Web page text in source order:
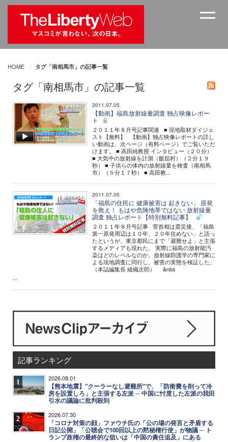
HOME タグ「南相馬市」の記事一覧
タグ「南相馬市」の記事一覧
2011.07.05
【動画】福島放射線量調査 独占映像レポー
ト
２０１１年８月号記事関連 ■ 現地取材ダイジェ
スト【無料】 【動画】独占映像レポートの詳し
い動画は、次ページ（有料ページ）でご覧いただ
けます。 ■ 高田純教授 インタビュー（２０分）
■ 大気中の放射線を計測（飯舘村）（２分１９
秒） ■ 子供らの体内の放射線量を検査（南相馬
市）（５分１７秒） ■ 高田教...
2011.07.05
「福島の住民に 健康被害は 起きない」 原発
を救え！ もはや危険地帯ではない 放射線量
調査 独占レポート【特別無料記事】
２０１１年８月号記事 菅首相は震災後、「福島
第一原発周辺は１０年、２０年住めない」と語っ
たというが、東京都民にまで「避難せよ」と主張
するメディアも現れた。 実際に福島の放射能汚
染はどのレベルなのか。放射線防護学の専門家に
よる現地調査に同行し、被害の実態を検証した。
（本誌編集長 綾織次郎） &nbs
...
記事ランキング
1 2026.08.01
【熊本地震】"クーラーなし避難所"で、「防衛費を削って冷
房を設置しろ」と主張する左派 ─ 中国に忖度した左派の我田
引水の議論に批判殺到
2 2026.07.30
「コロナ対策の顔」ファウチ氏の「公の場の発言と矛盾する
日記公開」「公聴会で100回以上の黙秘権行使」が物議 ─ ト
ランプ政権の最終的な狙いは「中国の責任追及」にある